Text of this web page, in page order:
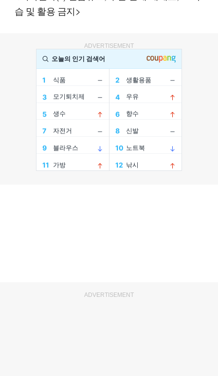
습 및 활용 금지>
ADVERTISEMENT
ADVERTISEMENT